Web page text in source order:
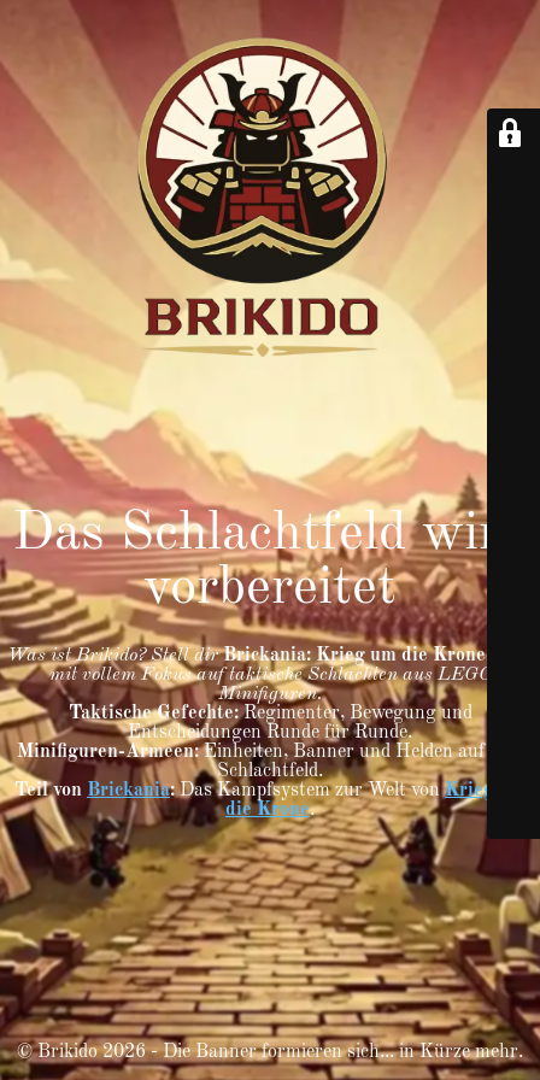
Das Schlachtfeld wird
vorbereitet
Was ist Brikido? Stell dir Brickania: Krieg um die Krone
mit vollem Fokus auf taktische Schlachten aus LEGO
Minifiguren.
Taktische Gefechte:Regimenter, Bewegung und
Entscheidungen Runde für Runde.
Minifiguren-Armeen:Einheiten, Banner und Helden auf dem
Schlachtfeld.
Teil von Brickania:Das Kampfsystem zur Welt vonKrieg um
die Krone.
© Brikido 2026 - Die Banner formieren sich... in Kürze mehr.